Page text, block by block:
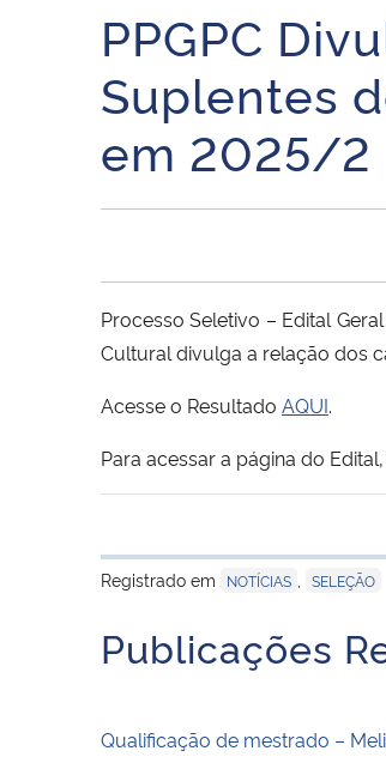
Secretaria de Governo
Início do conteúdo
PPGPC
Suplentes
em 2025/2
Processo Seletivo – Edital
Cultural divulga a relação dos
Acesse o Resultado AQUI.
Para acessar a página do
Registrado em
NOTÍCIAS SELEÇÃO
Publicações
Qualificação de mestrado –